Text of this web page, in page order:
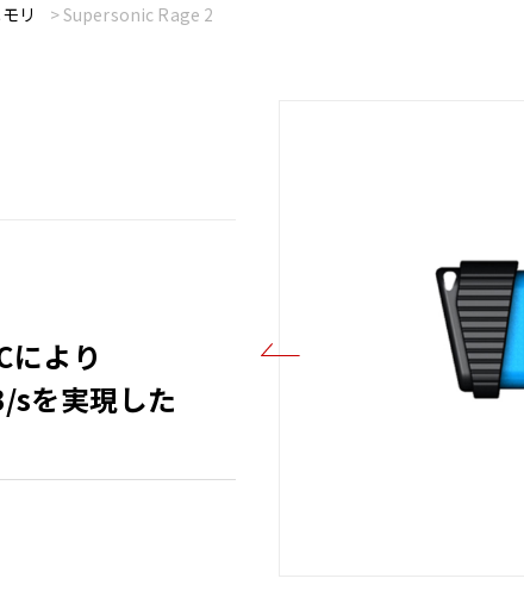
リ >Supersonic Rage 2
により
を実現した